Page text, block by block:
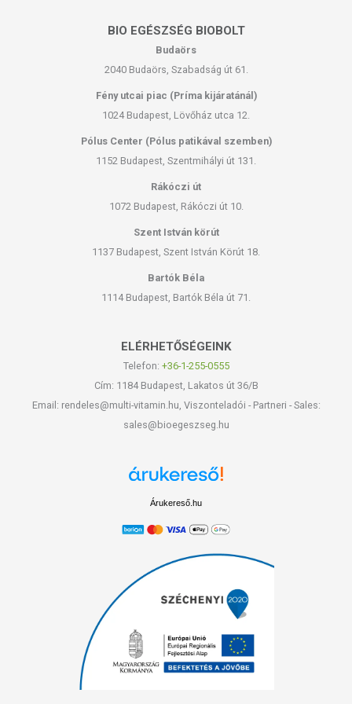
BIO EGÉSZSÉG BIOBOLT
Budaörs
2040 Budaörs, Szabadság út 61.
Fény utcai piac (Príma kijáratánál)
1024 Budapest, Lövőház utca 12.
Pólus Center (Pólus patikával szemben)
1152 Budapest, Szentmihályi út 131.
Rákóczi út
1072 Budapest, Rákóczi út 10.
Szent István körút
1137 Budapest, Szent István Körút 18.
Bartók Béla
1114 Budapest, Bartók Béla út 71.
ELÉRHETŐSÉGEINK
Telefon: +36-1-255-0555
Cím: 1184 Budapest, Lakatos út 36/B
Email: rendeles@multi-vitamin.hu, Viszonteladói - Partneri - Sales:
sales@bioegeszseg.hu
Árukereső.hu